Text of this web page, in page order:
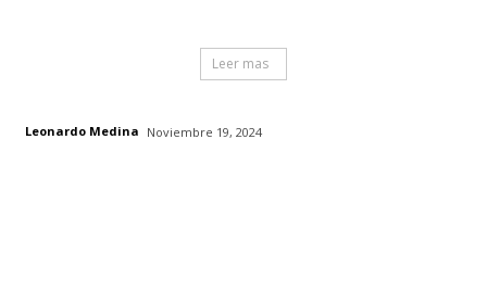
Leer mas
Leonardo Medina Noviembre 19, 2024